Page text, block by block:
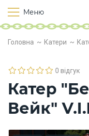
Головна Катери
0 відгук
Катер
Вейк"
Меню
Т
е
о
о
и
К